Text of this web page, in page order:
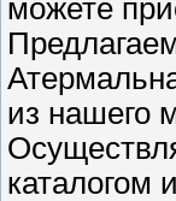
можете
из нашего
каталогом